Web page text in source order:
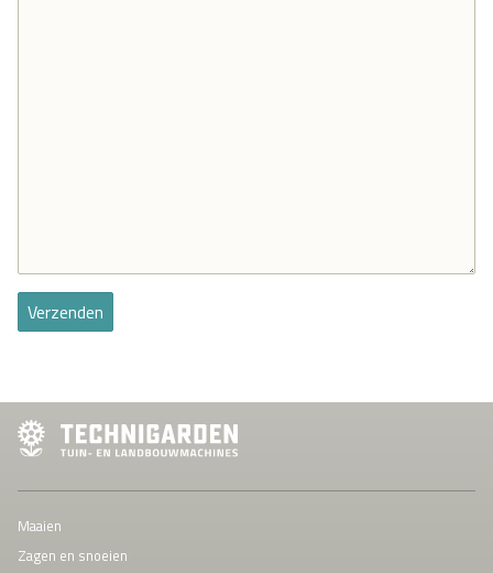
Verzenden
Maaien
Zagen en snoeien